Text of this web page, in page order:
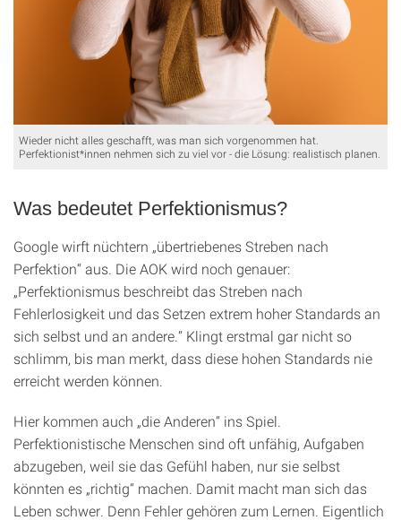
Wieder nicht alles geschafft, was man sich vorgenommen hat.
Perfektionist*innen nehmen sich zu viel vor - die Lösung: realistisch planen.
Was bedeutet Perfektionismus?
Google wirft nüchtern „übertriebenes Streben nach
Perfektion“ aus. Die AOK wird noch genauer:
„Perfektionismus beschreibt das Streben nach
Fehlerlosigkeit und das Setzen extrem hoher Standards an
sich selbst und an andere.“ Klingt erstmal gar nicht so
schlimm, bis man merkt, dass diese hohen Standards nie
erreicht werden können.
Hier kommen auch „die Anderen“ ins Spiel.
Perfektionistische Menschen sind oft unfähig, Aufgaben
abzugeben, weil sie das Gefühl haben, nur sie selbst
könnten es „richtig“ machen. Damit macht man sich das
Leben schwer. Denn Fehler gehören zum Lernen. Eigentlich